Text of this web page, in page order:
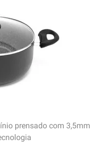
prensado com 3,5mm